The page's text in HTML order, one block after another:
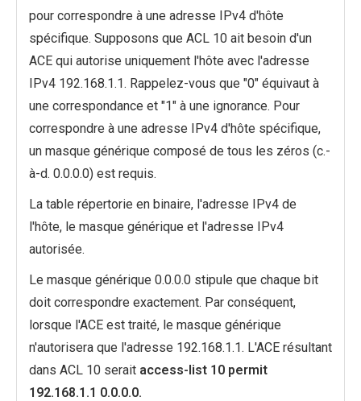
pour correspondre à une adresse IPv4 d'hôte
spécifique. Supposons que ACL 10 ait besoin d'un
ACE qui autorise uniquement l'hôte avec l'adresse
IPv4 192.168.1.1. Rappelez-vous que "0" équivaut à
une correspondance et "1" à une ignorance. Pour
correspondre à une adresse IPv4 d'hôte spécifique,
un masque générique composé de tous les zéros (c.-
à-d. 0.0.0.0) est requis.
La table répertorie en binaire, l'adresse IPv4 de
l'hôte, le masque générique et l'adresse IPv4
autorisée.
Le masque générique 0.0.0.0 stipule que chaque bit
doit correspondre exactement. Par conséquent,
lorsque l'ACE est traité, le masque générique
n'autorisera que l'adresse 192.168.1.1. L'ACE résultant
dans ACL 10 serait access-list 10 permit
192.168.1.1 0.0.0.0.